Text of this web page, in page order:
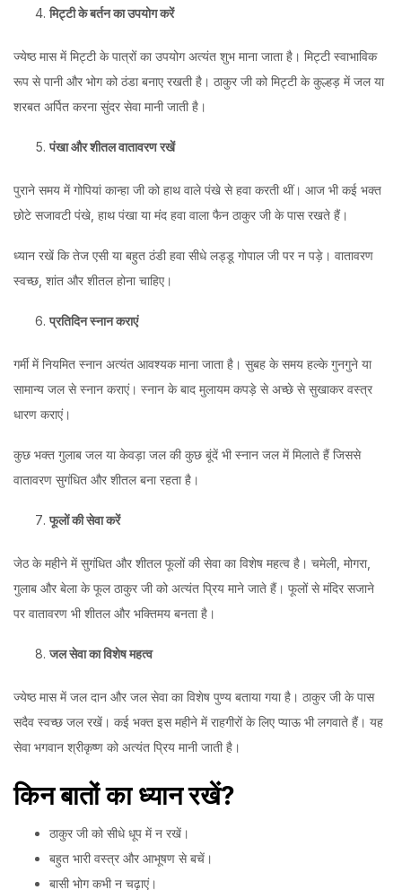
मिट्टीकेबर्तनकाउपयोगकरें
ज्येष्ठ मास में मिट्टी के पात्रों का उपयोग अत्यंत शुभ माना जाता है। मिट्टी स्वाभाविक
रूप से पानी और भोग को ठंडा बनाए रखती है। ठाकुर जी को मिट्टी के कुल्हड़ में जल या
शरबत अर्पित करना सुंदर सेवा मानी जाती है।
पंखाऔरशीतलवातावरणरखें
पुराने समय में गोपियां कान्हा जी को हाथ वाले पंखे से हवा करती थीं। आज भी कई भक्त
छोटे सजावटी पंखे, हाथ पंखा या मंद हवा वाला फैन ठाकुर जी के पास रखते हैं।
ध्यान रखें कि तेज एसी या बहुत ठंडी हवा सीधे लड्डू गोपाल जी पर न पड़े। वातावरण
स्वच्छ, शांत और शीतल होना चाहिए।
प्रतिदिनस्नानकराएं
गर्मी में नियमित स्नान अत्यंत आवश्यक माना जाता है। सुबह के समय हल्के गुनगुने या
सामान्य जल से स्नान कराएं। स्नान के बाद मुलायम कपड़े से अच्छे से सुखाकर वस्त्र
धारण कराएं।
कुछ भक्त गुलाब जल या केवड़ा जल की कुछ बूंदें भी स्नान जल में मिलाते हैं जिससे
वातावरण सुगंधित और शीतल बना रहता है।
फूलोंकीसेवाकरें
जेठ के महीने में सुगंधित और शीतल फूलों की सेवा का विशेष महत्व है। चमेली, मोगरा,
गुलाब और बेला के फूल ठाकुर जी को अत्यंत प्रिय माने जाते हैं। फूलों से मंदिर सजाने
पर वातावरण भी शीतल और भक्तिमय बनता है।
जलसेवाकाविशेषमहत्व
ज्येष्ठ मास में जल दान और जल सेवा का विशेष पुण्य बताया गया है। ठाकुर जी के पास
सदैव स्वच्छ जल रखें। कई भक्त इस महीने में राहगीरों के लिए प्याऊ भी लगवाते हैं। यह
सेवा भगवान श्रीकृष्ण को अत्यंत प्रिय मानी जाती है।
किनबातोंका ध्यानरखें?
ठाकुर जी को सीधे धूप में न रखें।
बहुत भारी वस्त्र और आभूषण से बचें।
बासी भोग कभी न चढ़ाएं।